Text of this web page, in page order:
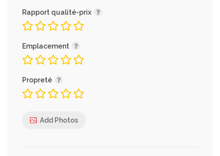
Rapport qualité-prix
Emplacement
Propreté
Add Photos